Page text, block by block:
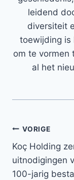
leidend
diversiteit
toewijding is
om te vormen
al het
Bericht
navigatie
VORIGE
Koç Holding
uitnodigingen
100-jarig